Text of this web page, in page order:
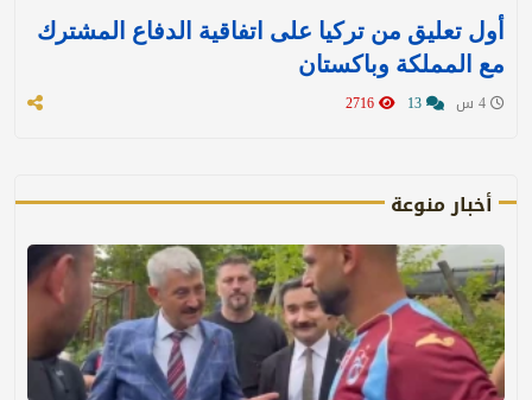
أول تعليق من تركيا على اتفاقية الدفاع المشترك
مع المملكة وباكستان
أخبار منوعة